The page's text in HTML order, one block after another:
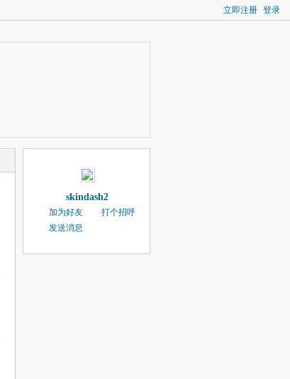
立即注册 登录
skindash2
加为好友
打个招呼
发送消息